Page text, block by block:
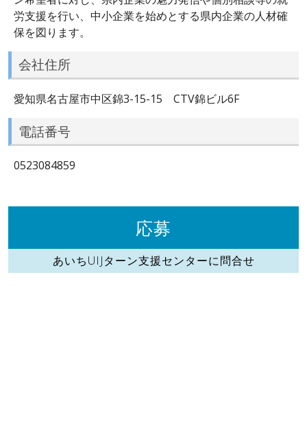
労支援を行い、中小企業を始めとする県内企業の人材確
保を図ります。
会社住所
愛知県名古屋市中区錦3-15-15 CTV錦ビル6F
電話番号
0523084859
応募
あいちUIJターン支援センターに問合せ